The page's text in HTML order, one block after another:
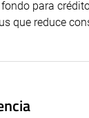
para
que reduce